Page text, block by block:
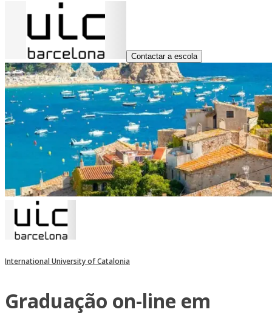
Contactar a escola
International University of Catalonia
Graduação on-line em